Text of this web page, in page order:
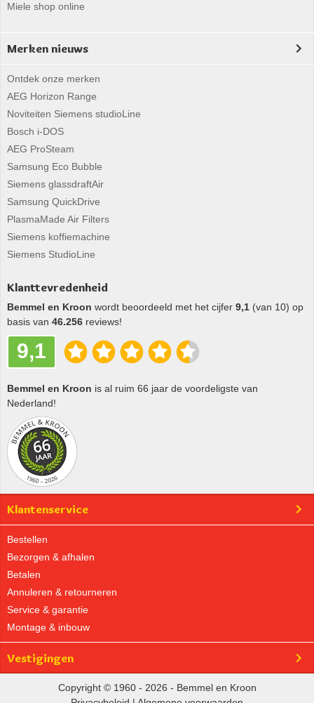
Miele shop online
Merken nieuws
Ontdek onze merken
AEG Horizon Range
Noviteiten Siemens studioLine
Bosch i-DOS
AEG ProSteam
Samsung Eco Bubble
Siemens glassdraftAir
Samsung QuickDrive
PlasmaMade Air Filters
Siemens koffiemachine
Siemens StudioLine
Klanttevredenheid
Bemmel en Kroon wordt beoordeeld met het cijfer 9,1 (van 10) op
basis van 46.256 reviews!
9,1
Bemmel en Kroon is al ruim 66 jaar de voordeligste van
Nederland!
Klantenservice
Bestellen
Bezorgen & afhalen
Betalen
Annuleren & retourneren
Service & garantie
Montage & inbouw
Vestigingen
Copyright © 1960 - 2026 - Bemmel en Kroon